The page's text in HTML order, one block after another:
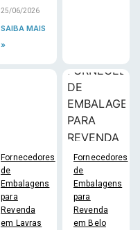
25/06/2026
SAIBA MAIS
»
Fornecedores
de
Embalagens
para
Revenda
em Lavras
Fornecedores
de
Embalagens
para
Revenda
em Belo